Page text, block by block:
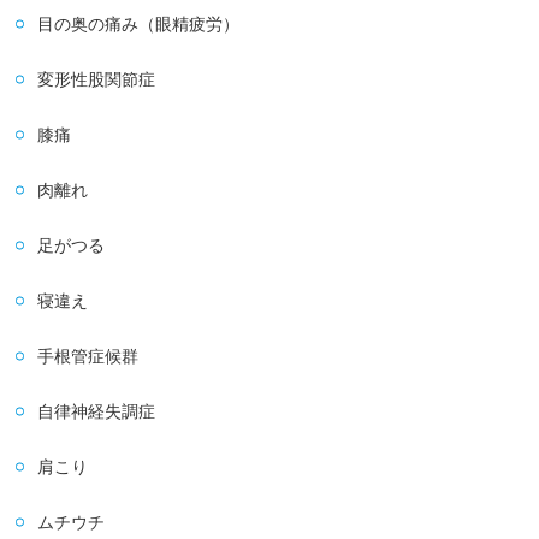
目の奥の痛み（眼精疲労）
変形性股関節症
膝痛
肉離れ
足がつる
寝違え
手根管症候群
自律神経失調症
肩こり
ムチウチ